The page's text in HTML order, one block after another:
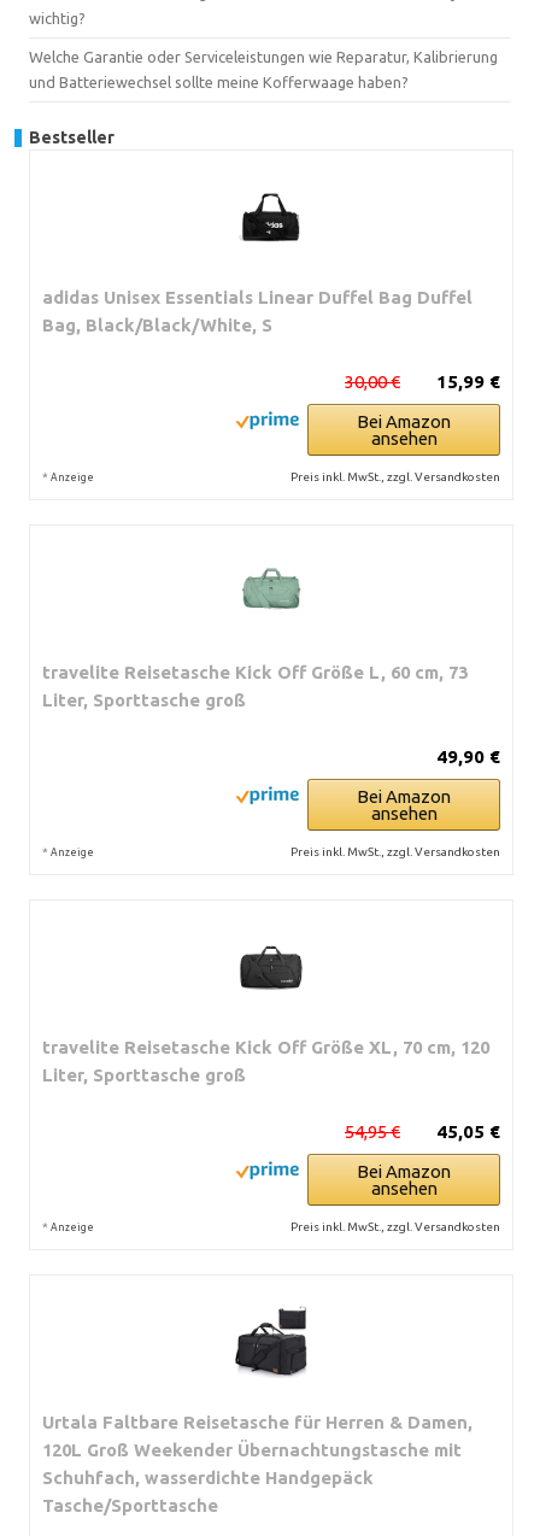
wichtig?
Welche Garantie oder Serviceleistungen wie Reparatur, Kalibrierung
und Batteriewechsel sollte meine Kofferwaage haben?
Bestseller
adidas Unisex Essentials Linear Duffel Bag Duffel
Bag, Black/Black/White, S
15,99 €
30,00 €
Bei Amazon
ansehen
* Anzeige Preis inkl. MwSt., zzgl. Versandkosten
travelite Reisetasche Kick Off Größe L, 60 cm, 73
Liter, Sporttasche groß
49,90 €
Bei Amazon
ansehen
* Anzeige Preis inkl. MwSt., zzgl. Versandkosten
travelite Reisetasche Kick Off Größe XL, 70 cm, 120
Liter, Sporttasche groß
45,05 €
54,95 €
Bei Amazon
ansehen
* Anzeige Preis inkl. MwSt., zzgl. Versandkosten
Urtala Faltbare Reisetasche für Herren & Damen,
120L Groß Weekender Übernachtungstasche mit
Schuhfach, wasserdichte Handgepäck
Tasche/Sporttasche